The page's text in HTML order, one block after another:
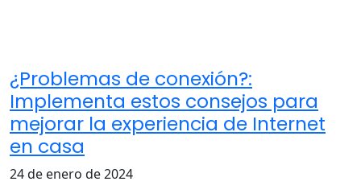
¿Problemas de conexión?:
Implementa estos consejos para
mejorar la experiencia de Internet
en casa
24 de enero de 2024